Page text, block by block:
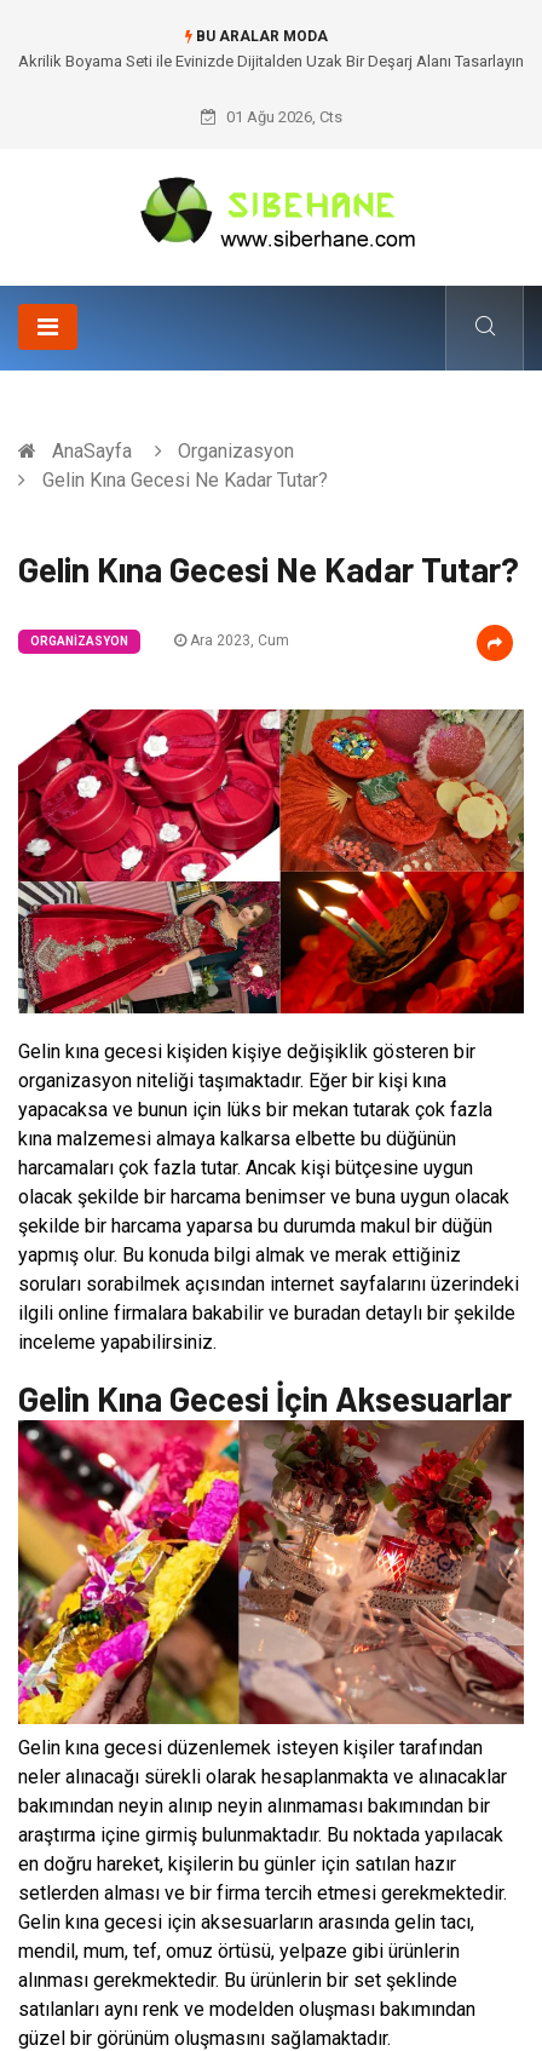
BU ARALAR MODA
Akrilik Boyama Seti ile Evinizde Dijitalden Uzak Bir Deşarj Alanı Tasarlayın
01 Ağu 2026, Cts
AnaSayfa
Organizasyon
Gelin Kına Gecesi Ne Kadar Tutar?
Gelin Kına Gecesi Ne Kadar Tutar?
ORGANIZASYON Ara 2023, Cum
Gelin kına gecesi kişiden kişiye değişiklik gösteren bir
organizasyon niteliği taşımaktadır. Eğer bir kişi kına
yapacaksa ve bunun için lüks bir mekan tutarak çok fazla
kına malzemesi almaya kalkarsa elbette bu düğünün
harcamaları çok fazla tutar. Ancak kişi bütçesine uygun
olacak şekilde bir harcama benimser ve buna uygun olacak
şekilde bir harcama yaparsa bu durumda makul bir düğün
yapmış olur. Bu konuda bilgi almak ve merak ettiğiniz
soruları sorabilmek açısından internet sayfalarını üzerindeki
ilgili online firmalara bakabilir ve buradan detaylı bir şekilde
inceleme yapabilirsiniz.
Gelin Kına Gecesi İçin Aksesuarlar
Gelin kına gecesi düzenlemek isteyen kişiler tarafından
neler alınacağı sürekli olarak hesaplanmakta ve alınacaklar
bakımından neyin alınıp neyin alınmaması bakımından bir
araştırma içine girmiş bulunmaktadır. Bu noktada yapılacak
en doğru hareket, kişilerin bu günler için satılan hazır
setlerden alması ve bir firma tercih etmesi gerekmektedir.
Gelin kına gecesi için aksesuarların arasında gelin tacı,
mendil, mum, tef, omuz örtüsü, yelpaze gibi ürünlerin
alınması gerekmektedir. Bu ürünlerin bir set şeklinde
satılanları aynı renk ve modelden oluşması bakımından
güzel bir görünüm oluşmasını sağlamaktadır.